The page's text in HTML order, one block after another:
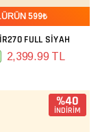
599₺
FULL SIYAH
2,399.99 TL
%40
İNDİRİM